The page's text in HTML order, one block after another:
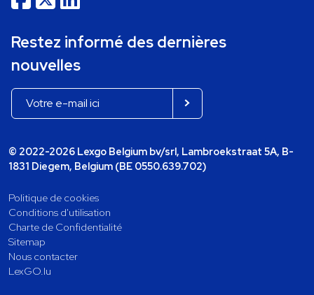
Restez informé des dernières
nouvelles
© 2022-2026 Lexgo Belgium bv/srl, Lambroekstraat 5A, B-
1831 Diegem, Belgium (BE 0550.639.702)
Politique de cookies
Conditions d'utilisation
Charte de Confidentialité
Sitemap
Nous contacter
LexGO.lu